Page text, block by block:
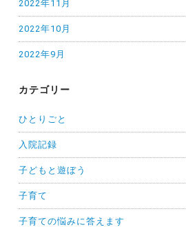
2022年11月
2022年10月
2022年9月
カテゴリー
ひとりごと
入院記録
子どもと遊ぼう
子育て
子育ての悩みに答えます